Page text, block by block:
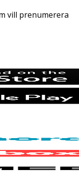
vill prenumerera